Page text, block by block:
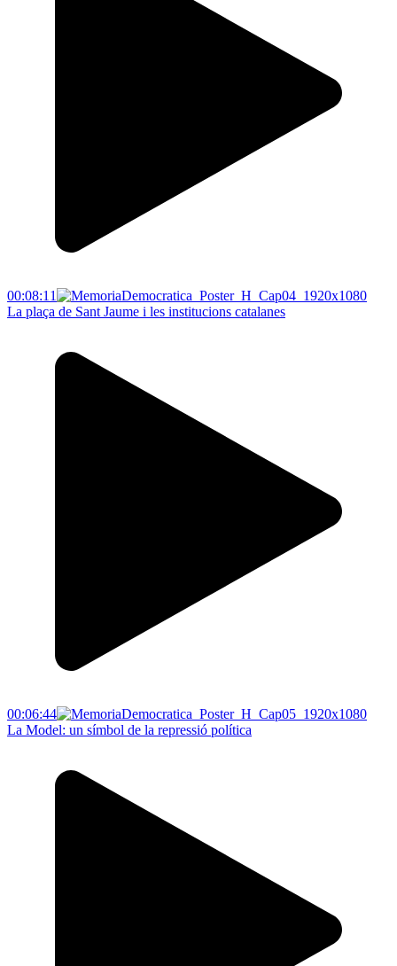
00:08:11
La plaça de Sant Jaume i les institucions catalanes
00:06:44
La Model: un símbol de la repressió política